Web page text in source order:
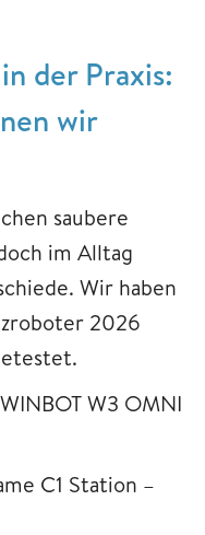
der Praxis:
wir
saubere
im Alltag
Wir haben
2026
W3 OMNI
C1 Station –